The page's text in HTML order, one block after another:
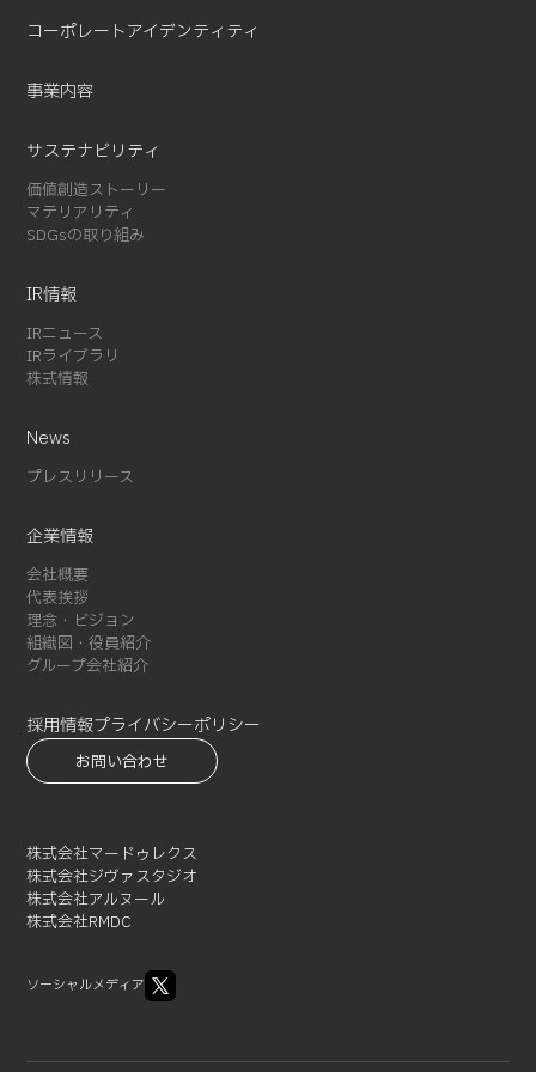
コーポレートアイデンティティ
事業内容
サステナビリティ
価値創造ストーリー
マテリアリティ
SDGsの取り組み
IR情報
IRニュース
IRライブラリ
株式情報
News
プレスリリース
企業情報
会社概要
代表挨拶
理念・ビジョン
組織図・役員紹介
グループ会社紹介
採用情報プライバシーポリシー
お問い合わせ
株式会社マードゥレクス
株式会社ジヴァスタジオ
株式会社アルヌール
株式会社RMDC
ソーシャルメディア